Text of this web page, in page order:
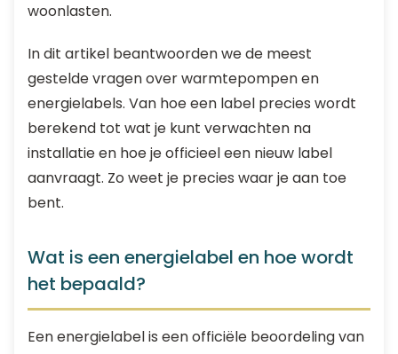
woonlasten.
In dit artikel beantwoorden we de meest
gestelde vragen over warmtepompen en
energielabels. Van hoe een label precies wordt
berekend tot wat je kunt verwachten na
installatie en hoe je officieel een nieuw label
aanvraagt. Zo weet je precies waar je aan toe
bent.
Wat is een energielabel en hoe wordt
het bepaald?
Een energielabel is een officiële beoordeling van